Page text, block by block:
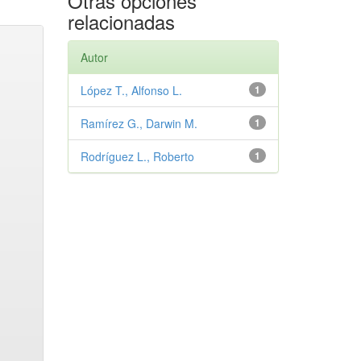
relacionadas
Autor
1
López T., Alfonso L.
1
Ramírez G., Darwin M.
1
Rodríguez L., Roberto